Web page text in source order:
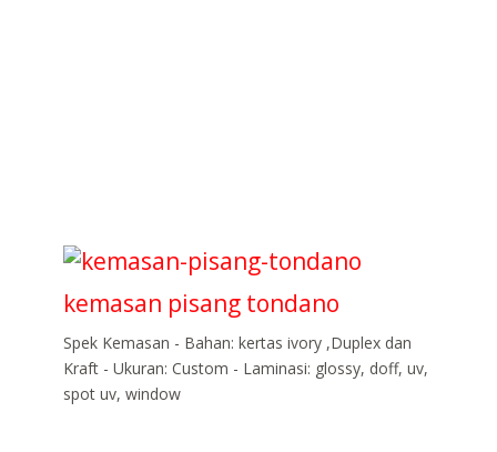
kemasan pisang tondano
Spek Kemasan - Bahan: kertas ivory ,Duplex dan
Kraft - Ukuran: Custom - Laminasi: glossy, doff, uv,
spot uv, window